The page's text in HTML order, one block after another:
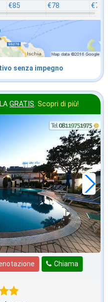
€85
€78
€71
senza impegno
GRATIS. Scopri di più!
Chiama